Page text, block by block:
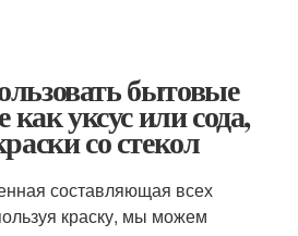
бытовые
как уксус или сода,
со стекол
составляющая всех
краску, мы можем